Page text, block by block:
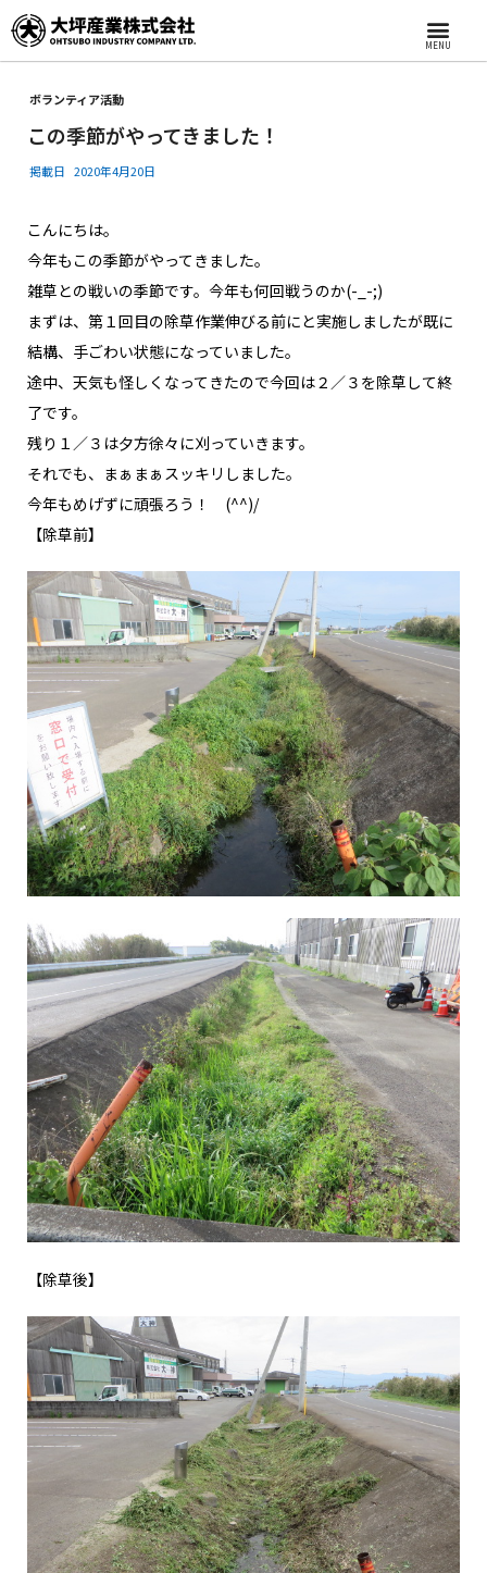
MENU
ボランティア活動
この季節がやってきました！
掲載日 2020年4月20日
こんにちは。
今年もこの季節がやってきました。
雑草との戦いの季節です。今年も何回戦うのか(-_-;)
まずは、第１回目の除草作業伸びる前にと実施しましたが既に
結構、手ごわい状態になっていました。
途中、天気も怪しくなってきたので今回は２／３を除草して終
了です。
残り１／３は夕方徐々に刈っていきます。
それでも、まぁまぁスッキリしました。
今年もめげずに頑張ろう！ (^^)/
【除草前】
【除草後】